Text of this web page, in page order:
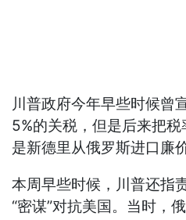
川普政府今年早些时候曾
5%的关税，但是后来把
是新德里从俄罗斯进口廉
本周早些时候，川普还指
“密谋”对抗美国。当时，